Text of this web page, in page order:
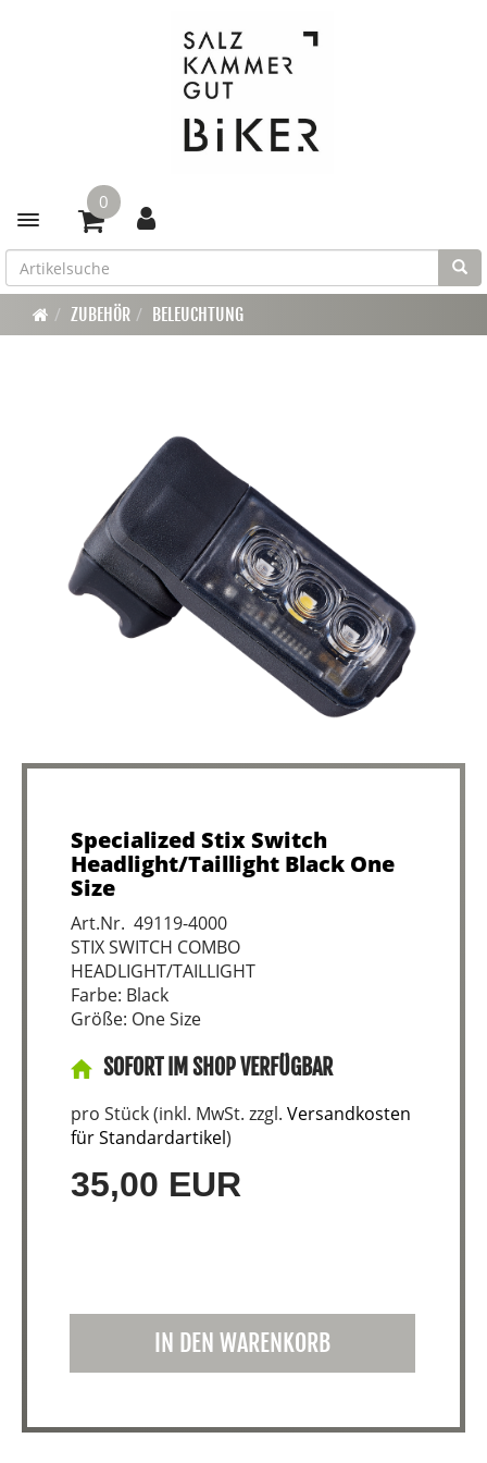
Toggle navigation
0
ZUBEHÖR BELEUCHTUNG
Specialized Stix Switch
Headlight/Taillight Black One
Size
Art.Nr. 49119-4000
STIX SWITCH COMBO
HEADLIGHT/TAILLIGHT
Farbe: Black
Größe: One Size
SOFORT IM SHOP VERFÜGBAR
pro Stück (inkl. MwSt. zzgl. Versandkosten
für Standardartikel)
35,00 EUR
IN DEN WARENKORB